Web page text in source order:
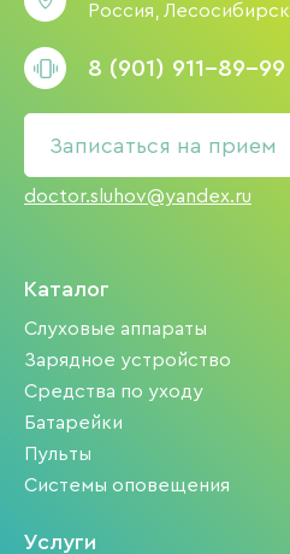
Россия, Лесосибирск
8 (901) 911-89-99
Записаться на прием
doctor.sluhov@yandex.ru
Каталог
Слуховые аппараты
Зарядное устройство
Средства по уходу
Батарейки
Пульты
Системы оповещения
Услуги